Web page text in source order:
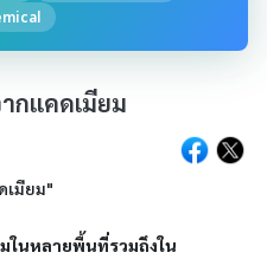
กแคดเมียม
นหลายพื้นที่รวมถึงใน